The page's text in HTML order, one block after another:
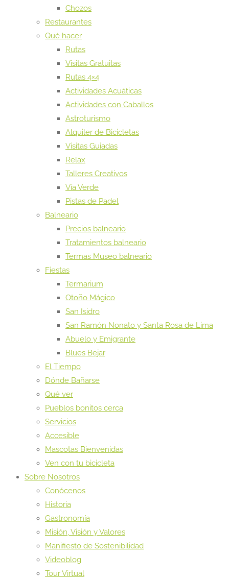
Chozos
Restaurantes
Qué hacer
Rutas
Visitas Gratuitas
Rutas 4×4
Actividades Acuáticas
Actividades con Caballos
Astroturismo
Alquiler de Bicicletas
Visitas Guiadas
Relax
Talleres Creativos
Vía Verde
Pistas de Padel
Balneario
Precios balneario
Tratamientos balneario
Termas Museo balneario
Fiestas
Termarium
Otoño Mágico
San Isidro
San Ramón Nonato y Santa Rosa de Lima
Abuelo y Emigrante
Blues Bejar
El Tiempo
Dónde Bañarse
Qué ver
Pueblos bonitos cerca
Servicios
Accesible
Mascotas Bienvenidas
Ven con tu bicicleta
Sobre Nosotros
Conócenos
Historia
Gastronomía
Misión, Visión y Valores
Manifiesto de Sostenibilidad
Videoblog
Tour Virtual